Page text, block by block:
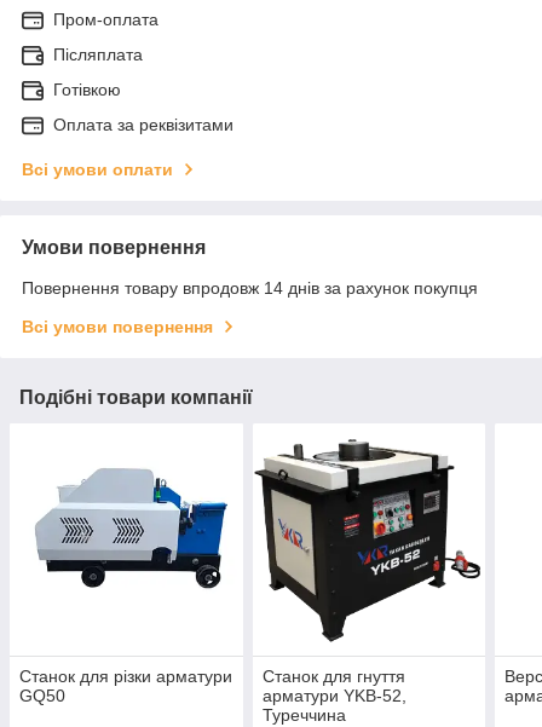
Пром-оплата
Післяплата
Готівкою
Оплата за реквізитами
Всі умови оплати
Умови повернення
Повернення товару впродовж 14 днів за рахунок покупця
Всі умови повернення
Подібні товари компанії
Станок для різки арматури
GQ50
Станок для гнуття
арматури YKB-52,
Туреччина